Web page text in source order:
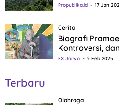
Propublika.id 17 Jan
Cerita
Biografi
Kontroversi,
FX Jarwo 9 Feb 2025
Terbaru
Olahraga